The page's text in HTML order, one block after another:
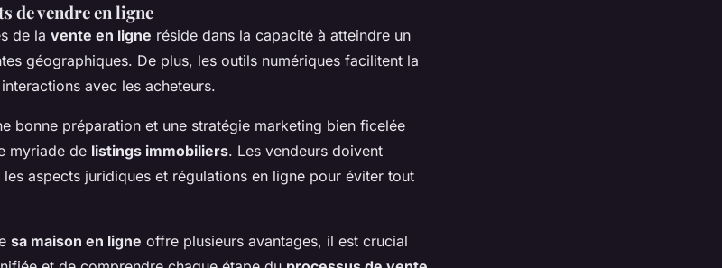
de vendre en ligne
de la vente en ligne réside dans la capacité à atteindre un
géographiques. De plus, les outils numériques facilitent la
avec les acheteurs.
bonne préparation et une stratégie marketing bien ficelée
myriade de listings immobiliers. Les vendeurs doivent
aspects juridiques et régulations en ligne pour éviter tout
sa maison en ligne offre plusieurs avantages, il est crucial